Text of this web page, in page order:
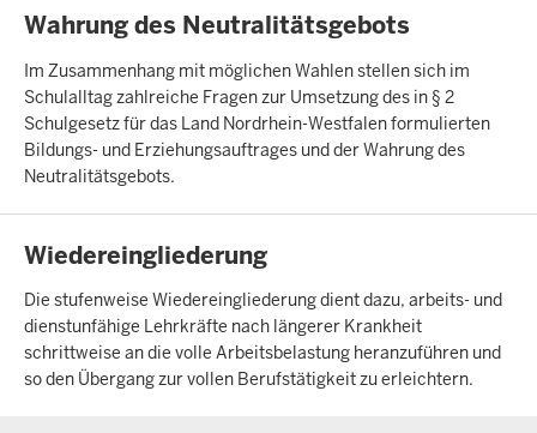
INHALTSSEITE
Wahrung des Neutralitätsgebots
Im Zusammenhang mit möglichen Wahlen stellen sich im
Schulalltag zahlreiche Fragen zur Umsetzung des in § 2
Schulgesetz für das Land Nordrhein-Westfalen formulierten
Bildungs- und Erziehungsauftrages und der Wahrung des
Neutralitätsgebots.
INHALTSSEITE
Wiedereingliederung
Die stufenweise Wiedereingliederung dient dazu, arbeits- und
dienstunfähige Lehrkräfte nach längerer Krankheit
schrittweise an die volle Arbeitsbelastung heranzuführen und
so den Übergang zur vollen Berufstätigkeit zu erleichtern.